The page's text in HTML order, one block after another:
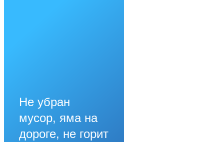
Не убран
мусор, яма на
дороге, не горит